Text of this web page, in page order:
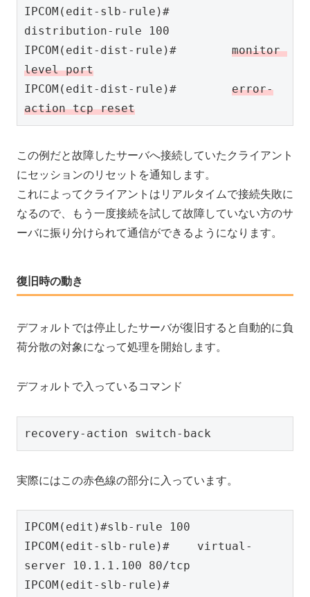
IPCOM(edit-slb-rule)#
distribution-rule 100
IPCOM(edit-dist-rule)# monitor
level port
IPCOM(edit-dist-rule)# error-
action tcp reset
この例だと故障したサーバへ接続していたクライアント
にセッションのリセットを通知します。
これによってクライアントはリアルタイムで接続失敗に
なるので、もう一度接続を試して故障していない方のサ
ーバに振り分けられて通信ができるようになります。
復旧時の動き
デフォルトでは停止したサーバが復旧すると自動的に負
荷分散の対象になって処理を開始します。
デフォルトで入っているコマンド
recovery-action switch-back
実際にはこの赤色線の部分に入っています。
IPCOM(edit)#slb-rule 100
IPCOM(edit-slb-rule)#    virtual-
server 10.1.1.100 80/tcp
IPCOM(edit-slb-rule)#